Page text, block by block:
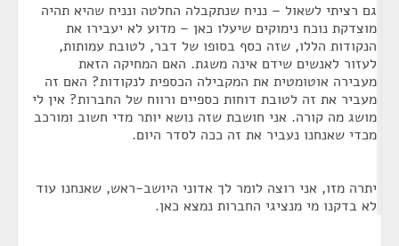
גם רציתי לשאול – נניח שנתקבלה החלטה ונניח שהיא תהיה
מוצדקת נוכח נימוקים שיעלו כאן – מדוע לא יעבירו את
הנקודות הללו, שזה כסף בסופו של דבר, לטובת עמותות,
לעזור לאנשים שידם אינה משגת. האם המחיקה הזאת
מעבירה אוטומטית את המקבילה הכספית לנקודות? האם זה
מעביר את זה לטובת דוחות כספיים ורווח של החברות? אין לי
מושג מה קורה. אני חושבת שזה נושא יותר מדי חשוב ומורכב
מכדי שאנחנו נעביר את זה ככה לסדר היום.
יתרה מזו, אני רוצה לומר לך אדוני היושב-ראש, שאנחנו עוד
לא בדקנו מי מנציגי החברות נמצא כאן.